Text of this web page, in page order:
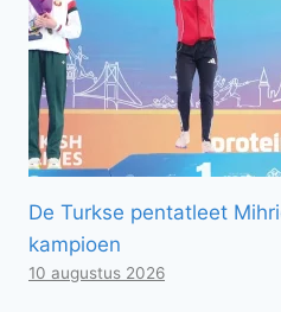
De Turkse pentatleet
kampioen
10 augustus 2026